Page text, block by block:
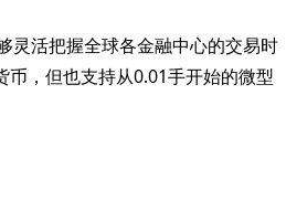
灵活把握全球各金融中心的交易时
币，但也支持从0.01手开始的微型